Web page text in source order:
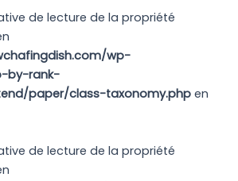
de lecture de la propriété
wp-
by-rank-
paper/class-taxonomy.php en
de lecture de la propriété